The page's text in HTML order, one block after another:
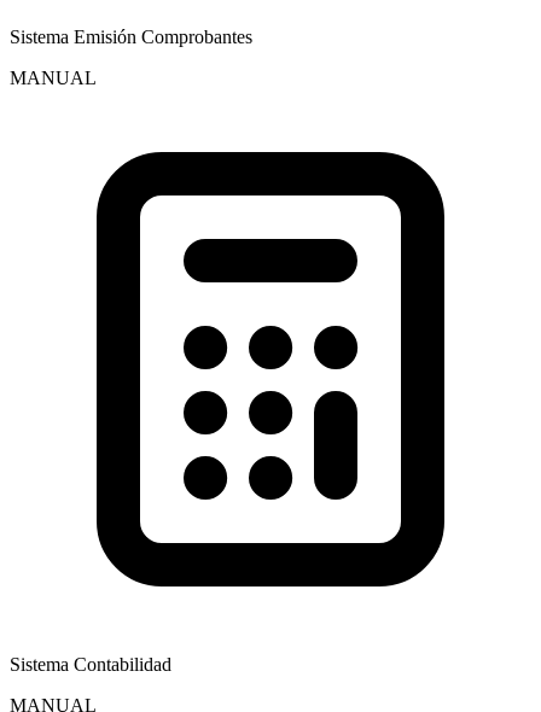
Sistema Emisión Comprobantes
MANUAL
Sistema Contabilidad
MANUAL